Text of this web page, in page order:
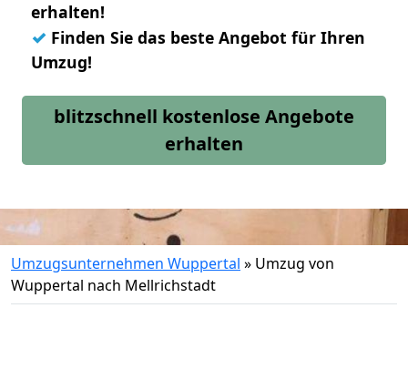
erhalten!
✓ Finden Sie das beste Angebot für Ihren
Umzug!
blitzschnell kostenlose Angebote
erhalten
Umzugsunternehmen Wuppertal » Umzug von
Wuppertal nach Mellrichstadt